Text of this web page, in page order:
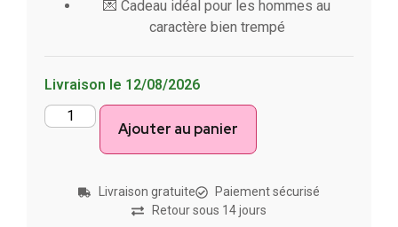
💌 Cadeau idéal pour les hommes au
caractère bien trempé
Livraison le 12/08/2026
Ajouter au panier
Livraison gratuite
Paiement sécurisé
Retour sous 14 jours